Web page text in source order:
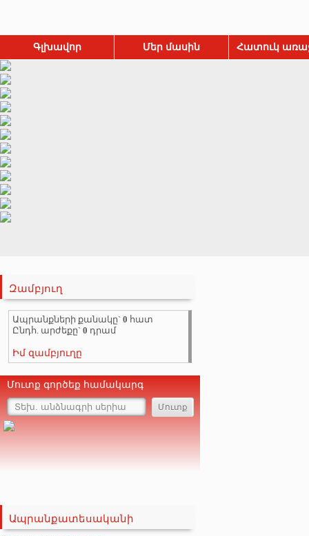
Գլխավոր Մեր մասին Հատուկ
Զամբյուղ
Ապրանքների քանակը` 0 հատ
Ընդհ. արժեքը` 0 դրամ
Իմ զամբյուղը
Մուտք գործեք համակարգ
Ապրանքատեսականի